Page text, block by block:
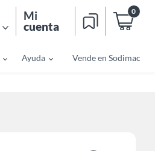
Mi
cuenta
0
Ayuda Vende en Sodimac